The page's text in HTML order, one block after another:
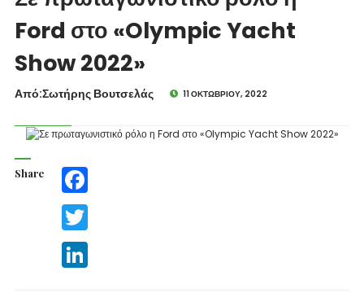
Ford στο «Olympic Yacht
Show 2022»
Από:Σωτήρης Βουτσελάς 11 ΟΚΤΩΒΡΊΟΥ, 2022
Share Facebook
Twitter
LinkedIn